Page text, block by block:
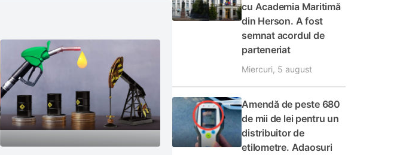
cu Academia Maritimă
din Herson. A fost
semnat acordul de
parteneriat
Miercuri, 5 august
Amendă de peste 680
de mii de lei pentru un
distribuitor de
etilometre. Adaosuri